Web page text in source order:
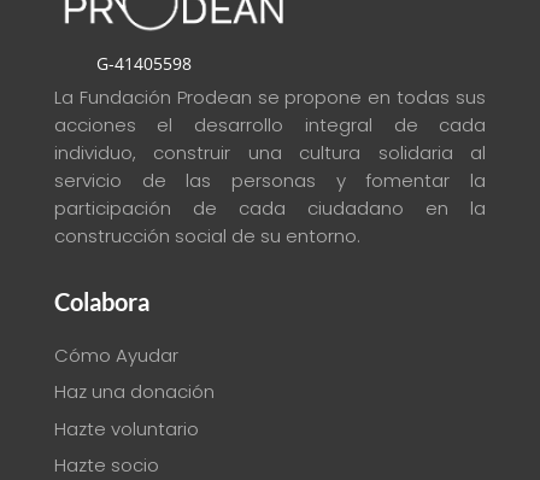
G-41405598
La Fundación Prodean se propone en todas sus
acciones el desarrollo integral de cada
individuo, construir una cultura solidaria al
servicio de las personas y fomentar la
participación de cada ciudadano en la
construcción social de su entorno.
Colabora
Cómo Ayudar
Haz una donación
Hazte voluntario
Hazte socio